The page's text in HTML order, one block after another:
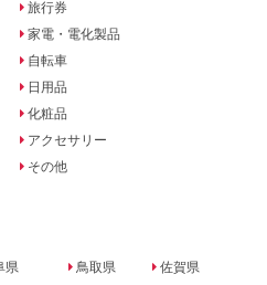
旅行券
家電・電化製品
自転車
日用品
化粧品
アクセサリー
その他
県
鳥取県
佐賀県